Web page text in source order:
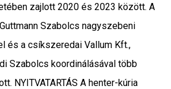
zajlott 2020 és 2023 között. A
Szabolcs nagyszebeni
és a csíkszeredai Vallum Kft.,
Szabolcs koordinálásával több
NYITVATARTÁS A henter-kúria